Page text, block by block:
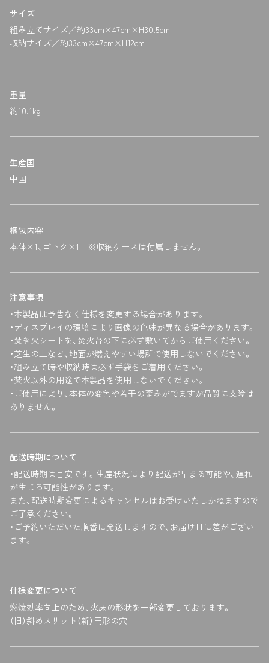
サイズ
組み立てサイズ／約33cm×47cm×H30.5cm
収納サイズ／約33cm×47cm×H12cm
重量
約10.1kg
生産国
中国
梱包内容
本体×1、ゴトク×1 ※収納ケースは付属しません。
注意事項
・本製品は予告なく仕様を変更する場合があります。
・ディスプレイの環境により画像の色味が異なる場合があります。
・焚き火シートを、焚火台の下に必ず敷いてからご使用ください。
・芝生の上など、地面が燃えやすい場所で使用しないでください。
・組み立て時や収納時は必ず手袋をご着用ください。
・焚火以外の用途で本製品を使用しないでください。
・ご使用により、本体の変色や若干の歪みがでますが品質に支障は
ありません。
配送時期について
・配送時期は目安です。生産状況により配送が早まる可能や、遅れ
が生じる可能性があります。
また、配送時期変更によるキャンセルはお受けいたしかねますので
ご了承ください。
・ご予約いただいた順番に発送しますので、お届け日に差がござい
ます。
仕様変更について
燃焼効率向上のため、火床の形状を一部変更しております。
（旧）斜めスリット（新）円形の穴